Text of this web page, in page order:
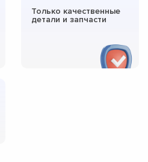
Только качественные
детали и запчасти